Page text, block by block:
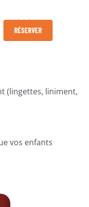
RÉSERVER
(lingettes, liniment,
vos enfants